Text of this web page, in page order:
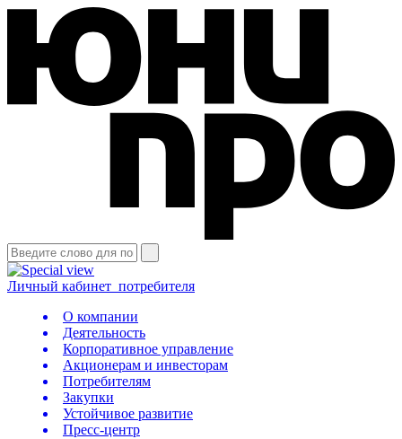
Личный кабинет потребителя
О компании
Деятельность
Корпоративное управление
Акционерам и инвесторам
Потребителям
Закупки
Устойчивое развитие
Пресс-центр